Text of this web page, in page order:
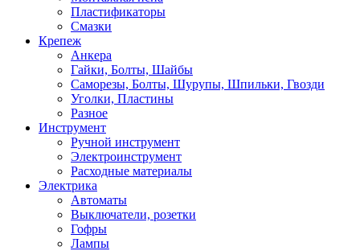
Пластификаторы
Смазки
Крепеж
Анкера
Гайки, Болты, Шайбы
Саморезы, Болты, Шурупы, Шпильки, Гвозди
Уголки, Пластины
Разное
Инструмент
Ручной инструмент
Электроинструмент
Расходные материалы
Электрика
Автоматы
Выключатели, розетки
Гофры
Лампы